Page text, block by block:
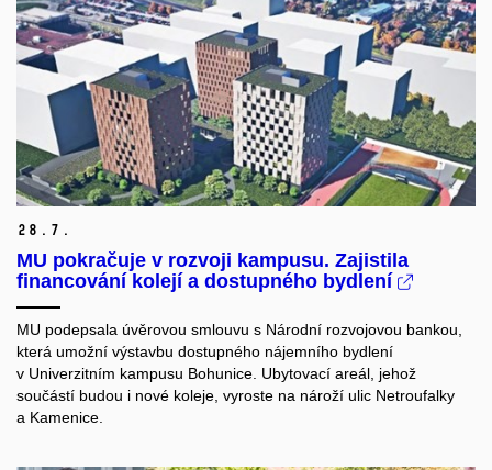
28. 7.
MU pokračuje v rozvoji kampusu. Zajistila
financování kolejí a dostupného bydlení
MU podepsala úvěrovou smlouvu s Národní rozvojovou bankou,
která umožní výstavbu dostupného nájemního bydlení
v Univerzitním kampusu Bohunice. Ubytovací areál, jehož
součástí budou i nové koleje, vyroste na nároží ulic Netroufalky
a Kamenice.